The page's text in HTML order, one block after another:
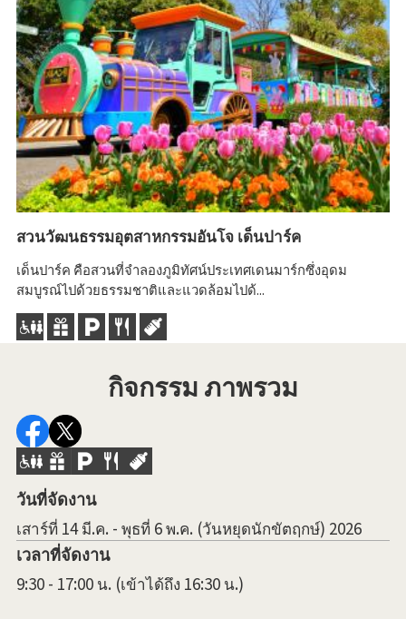
สวนวัฒนธรรมอุตสาหกรรมอันโจ เด็นปาร์ค
เด็นปาร์ค คือสวนที่จำลองภูมิทัศน์ประเทศเดนมาร์กซึ่งอุดม
สมบูรณ์ไปด้วยธรรมชาติและแวดล้อมไปด้...
กิจกรรม ภาพรวม
วันที่จัดงาน
เสาร์ที่ 14 มี.ค. - พุธที่ 6 พ.ค. (วันหยุดนักขัตฤกษ์) 2026
เวลาที่จัดงาน
9:30 - 17:00 น. (เข้าได้ถึง 16:30 น.)